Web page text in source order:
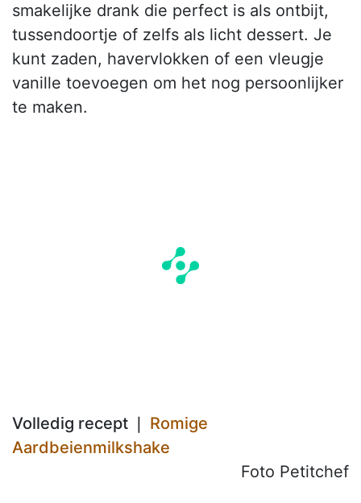
smakelijke drank die perfect is als ontbijt,
tussendoortje of zelfs als licht dessert. Je
kunt zaden, havervlokken of een vleugje
vanille toevoegen om het nog persoonlijker
te maken.
Volledig recept ❘ Romige
Aardbeienmilkshake
Foto Petitchef